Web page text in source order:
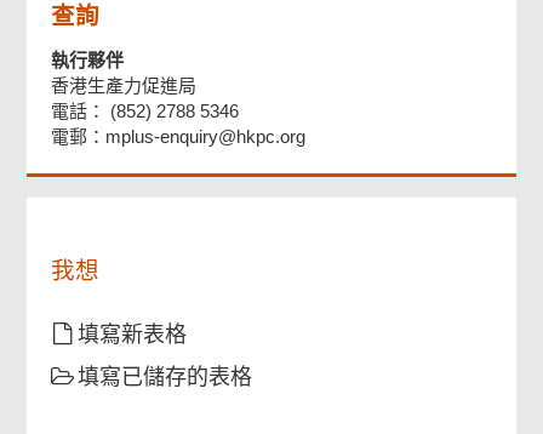
查詢
執行夥伴
香港生產力促進局
電話： (852) 2788 5346
電郵：mplus-enquiry@hkpc.org
我想
填寫新表格
填寫已儲存的表格